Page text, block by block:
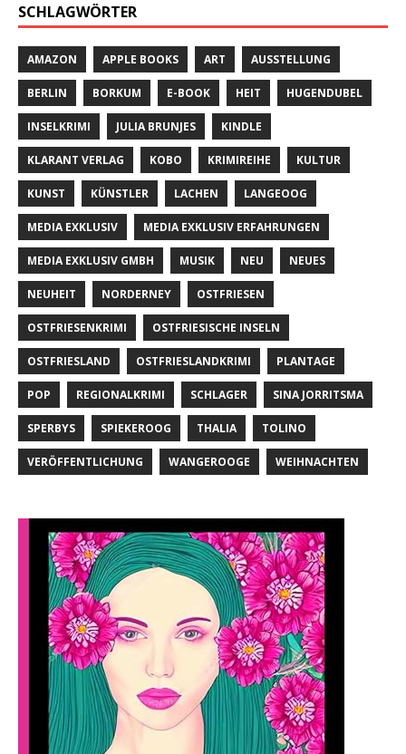
SCHLAGWÖRTER
AMAZON APPLE BOOKS ART AUSSTELLUNG
BERLIN BORKUM E-BOOK HEIT HUGENDUBEL
INSELKRIMI JULIA BRUNJES KINDLE
KLARANT VERLAG KOBO KRIMIREIHE KULTUR
KUNST KÜNSTLER LACHEN LANGEOOG
MEDIA EXKLUSIV MEDIA EXKLUSIV ERFAHRUNGEN
MEDIA EXKLUSIV GMBH MUSIK NEU NEUES
NEUHEIT NORDERNEY OSTFRIESEN
OSTFRIESENKRIMI OSTFRIESISCHE INSELN
OSTFRIESLAND OSTFRIESLANDKRIMI PLANTAGE
POP REGIONALKRIMI SCHLAGER SINA JORRITSMA
SPERBYS SPIEKEROOG THALIA TOLINO
VERÖFFENTLICHUNG WANGEROOGE WEIHNACHTEN